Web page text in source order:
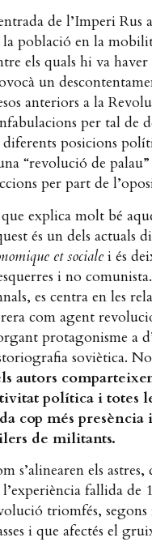
de l’Imperi
la població en la
els quals hi va
un
anteriors a la
per tal de
diferents posicions
“revolució de
per part de
explica molt bé
és un dels actuals
et sociale i és
i no
es centra en les
com agent
protagonisme a
soviètica.
autors
política i totes
cop més presència
de militants.
s’alinearen els
fallida de
triomfés, segons
i que afectés el